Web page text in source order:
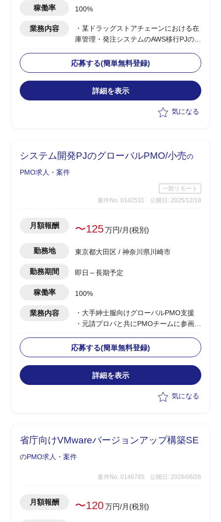
務、報告のためのグラフ作成 等)
トフォームの構築補助業務、それに伴う
資料の移行作業 等
稼働率 100%
業務内容
・某ドラッグストアチェーンにおける在
庫管理・発注システムのAWS移行PJのユ
・要件定義からサイジングまでの各関係
先調整、顧客合意形成をPMのもとでサ
ポート
・調剤事業会社(9社)の既存在庫・発注シ
合意に向けた資料作成・進捗フォロー
等SLA(稼働率)合意に向けた資料作成・
応募する(簡単無料登録)
詳細を表示
気になる
システム開発PJのグローバルPMO/小売の
PMO求人・案件
一部リモート
案件No. 0142531
公開日: 2025/12/18
月額報酬 〜125万円/月(税別)
勤務地 東京都大田区 / 神奈川県川崎市
勤務期間 即日～長期予定
稼働率 100%
業務内容
・大手紳士服向けグローバルPMO支援
・元請プロパと共にPMOチームに参画
ステム開発における品質分析、品質管理
を実施
・また、品質分析した内容を上位に報告/
開発チームへのフィードバック
応募する(簡単無料登録)
詳細を表示
気になる
省庁向けVMwareバージョンアップ構築SE
のPMO求人・案件
案件No. 0146785 公開日: 2026/06/26
月額報酬 〜120万円/月(税別)